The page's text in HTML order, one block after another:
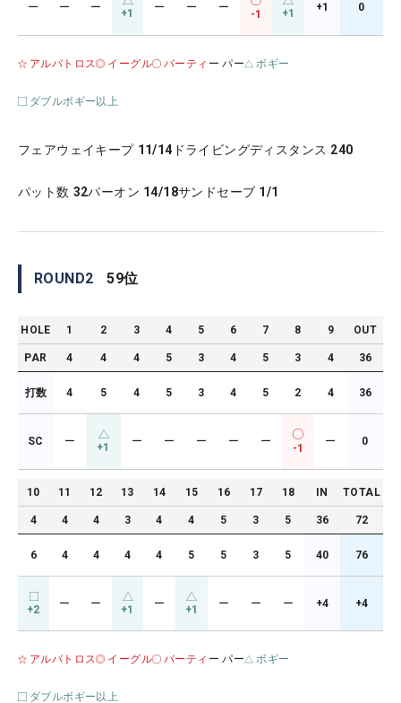
ー ー ー +1 ー ー ー
-1 +1 +1 0
アルバトロス イーグル バーティ ー パー ボギー
ダブルボギー以上
フェアウェイキープ 11/14 ドライビングディスタンス 240
パット数 32パーオン 14/18サンドセーブ 1/1
ROUND2 59位
HOLE 1 2 3 4 5 6 7 8 9 OUT
PAR 4 4 4 5 3 4 5 3 4 36
打数 4 5 4 5 3 4 5 2 4 36
SC ー +1 ー ー ー ー ー
-1
ー 0
10 11 12 13 14 15 16 17 18 IN TOTAL
4 4 4 3 4 4 5 3 5 36 72
6 4 4 4 4 5 5 3 5 40 76
+2 ー ー +1 ー +1 ー ー ー +4 +4
アルバトロス イーグル バーティ ー パー ボギー
ダブルボギー以上